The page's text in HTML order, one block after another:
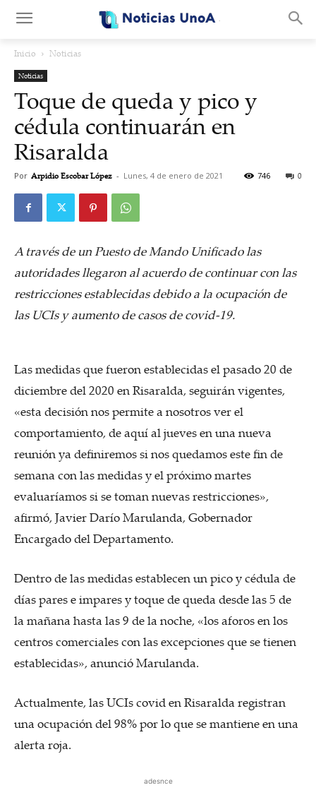
Inicio Noticias
Noticias
Toque de queda y pico y
cédula continuarán en
Risaralda
Por Arpidio Escobar López - Lunes, 4 de enero de 2021 0
746
A través de un Puesto de Mando Unificado las
autoridades llegaron al acuerdo de continuar con las
restricciones establecidas debido a la ocupación de
las UCIs y aumento de casos de covid-19.
Las medidas que fueron establecidas el pasado 20 de
diciembre del 2020 en Risaralda, seguirán vigentes,
«esta decisión nos permite a nosotros ver el
comportamiento, de aquí al jueves en una nueva
reunión ya definiremos si nos quedamos este fin de
semana con las medidas y el próximo martes
evaluaríamos si se toman nuevas restricciones»,
afirmó, Javier Darío Marulanda, Gobernador
Encargado del Departamento.
Dentro de las medidas establecen un pico y cédula de
días pares e impares y toque de queda desde las 5 de
la mañana hasta las 9 de la noche, «los aforos en los
centros comerciales con las excepciones que se tienen
establecidas», anunció Marulanda.
Actualmente, las UCIs covid en Risaralda registran
una ocupación del 98% por lo que se mantiene en una
alerta roja.
adesnce